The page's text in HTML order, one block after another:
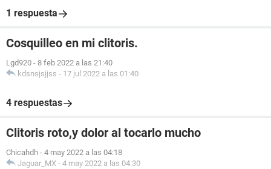
1 respuesta
Cosquilleo en mi clitoris.
Lgd920 - 8 feb 2022 a las 21:40
kdsnsjsjjss - 17 jul 2022 a las 01:40
4 respuestas
Clitoris roto,y dolor al tocarlo mucho
Chicahdh - 4 may 2022 a las 04:18
Jaguar_MX - 4 may 2022 a las 04:30